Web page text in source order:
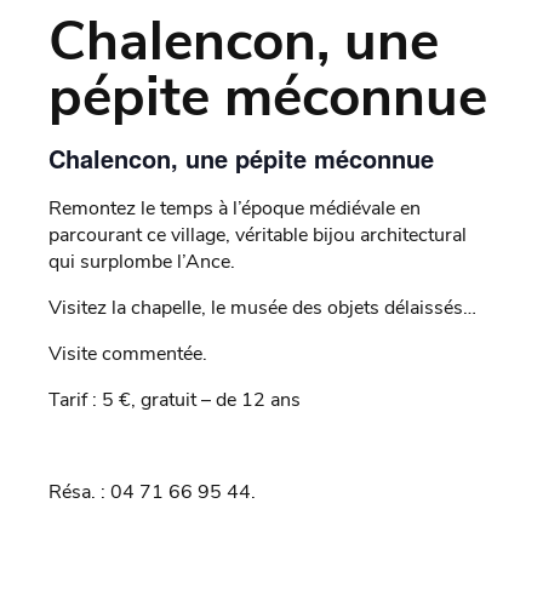
Chalencon, une
pépite méconnue
Chalencon, une pépite méconnue
Remontez le temps à l’époque médiévale en
parcourant ce village, véritable bijou architectural
qui surplombe l’Ance.
Visitez la chapelle, le musée des objets délaissés…
Visite commentée.
Tarif : 5 €, gratuit – de 12 ans
Résa. : 04 71 66 95 44.